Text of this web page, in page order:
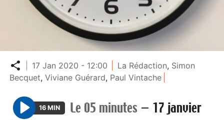
Partager
17 Jan 2020 - 12:00 La Rédaction, Simon
Becquet,Viviane Guérard, Paul Vintache
16 MIN Le 05 minutes — 17 janvier